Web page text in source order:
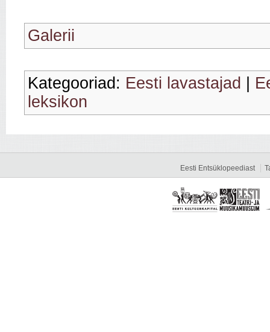
Galerii
Kategooriad: Eesti lavastajad
leksikon
Eesti Entsüklopeediast